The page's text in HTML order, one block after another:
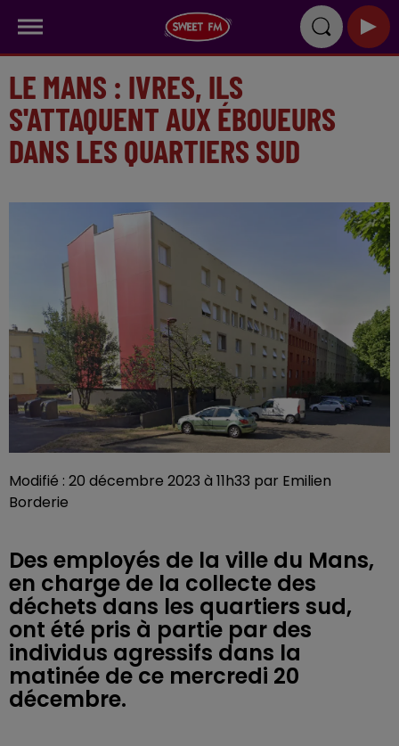
LE MANS : IVRES, ILS
S'ATTAQUENT AUX ÉBOUEURS
DANS LES QUARTIERS SUD
Modifié : 20 décembre 2023 à 11h33 par Emilien
Borderie
Des employés de la ville du Mans,
en charge de la collecte des
déchets dans les quartiers sud,
ont été pris à partie par des
individus agressifs dans la
matinée de ce mercredi 20
décembre.